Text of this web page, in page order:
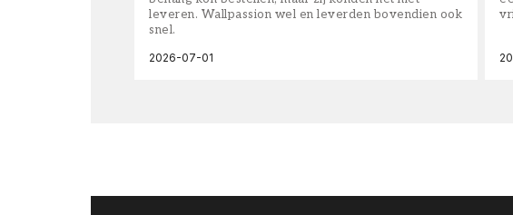
leveren. Wallpassion wel en leverden bovendien ook
snel.
2026-07-01